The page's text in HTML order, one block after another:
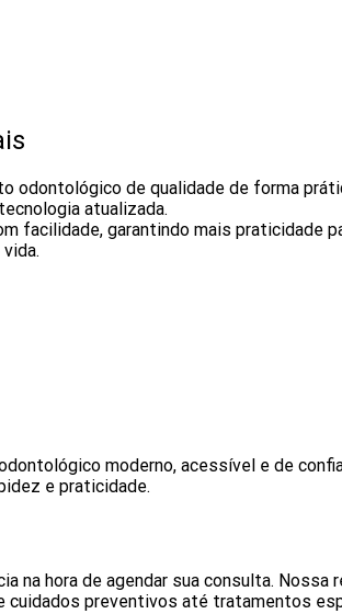
odontológico de qualidade de forma
atualizada.
facilidade, garantindo mais praticidade
moderno, acessível e de
e praticidade.
na hora de agendar sua consulta. Nossa
cuidados preventivos até tratamentos